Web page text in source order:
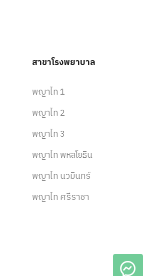
สาขาโรงพยาบาล
พญาไท 1
พญาไท 2
พญาไท 3
พญาไท พหลโยธิน
พญาไท นวมินทร์
พญาไท ศรีราชา